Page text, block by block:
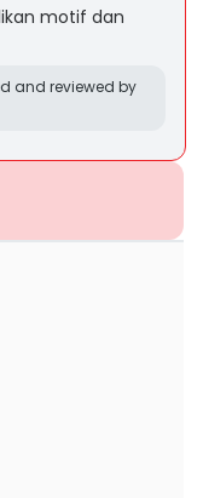
motif dan
and reviewed by